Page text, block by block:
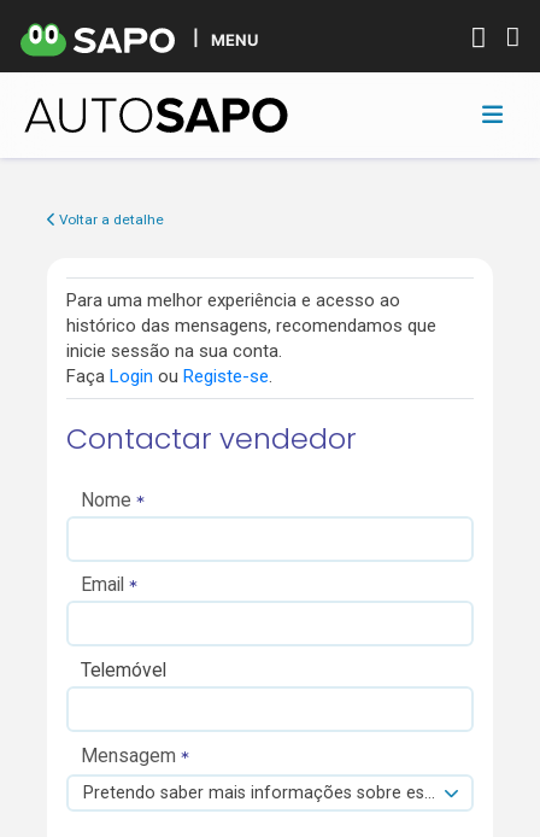
MENU
Voltar a detalhe
Para uma melhor experiência e acesso ao
histórico das mensagens, recomendamos que
inicie sessão na sua conta.
Faça Login ou Registe-se.
Contactar vendedor
Nome
Email
Telemóvel
Mensagem
Pretendo saber mais informações sobre esta viatura.